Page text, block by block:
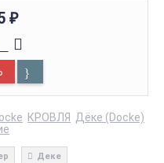
₽
КРОВЛЯ
Дёке (Docke)
Деке